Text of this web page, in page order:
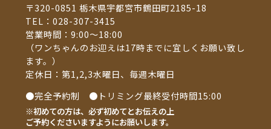
〒320-0851 栃木県宇都宮市鶴田町2185-18
TEL：028-307-3415
営業時間：9:00～18:00
（ワンちゃんのお迎えは17時までに宜しくお願い致し
ます。）
定休日：第1,2,3水曜日、毎週木曜日
●完全予約制 ●トリミング最終受付時間15:00
※初めての方は、必ず初めてとお伝えの上
ご予約くださいますようにお願いします。